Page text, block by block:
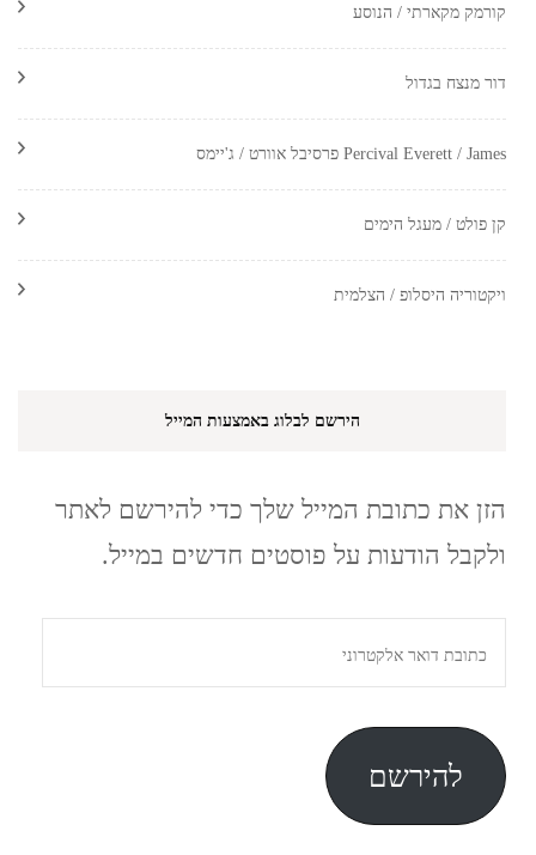
קורמק מקארתי / הנוסע
דור מנצח בגדול
Percival Everett / James פרסיבל אוורט / ג'יימס
קן פולט / מעגל הימים
ויקטוריה היסלופ / הצלמית
הירשם לבלוג באמצעות המייל
הזן את כתובת המייל שלך כדי להירשם לאתר
ולקבל הודעות על פוסטים חדשים במייל.
דואר
אלקטרוני
להירשם